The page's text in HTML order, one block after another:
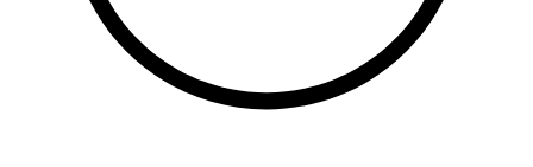
107,5 FM
Биләр